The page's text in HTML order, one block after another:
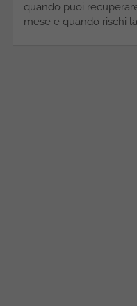
quando puoi
mese e quando rischi